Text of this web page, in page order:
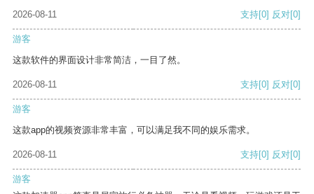
2026-08-11 支持[0] 反对[0]
游客
这款软件的界面设计非常简洁，一目了然。
2026-08-11 支持[0] 反对[0]
游客
这款app的视频资源非常丰富，可以满足我不同的娱乐需求。
2026-08-11 支持[0] 反对[0]
游客